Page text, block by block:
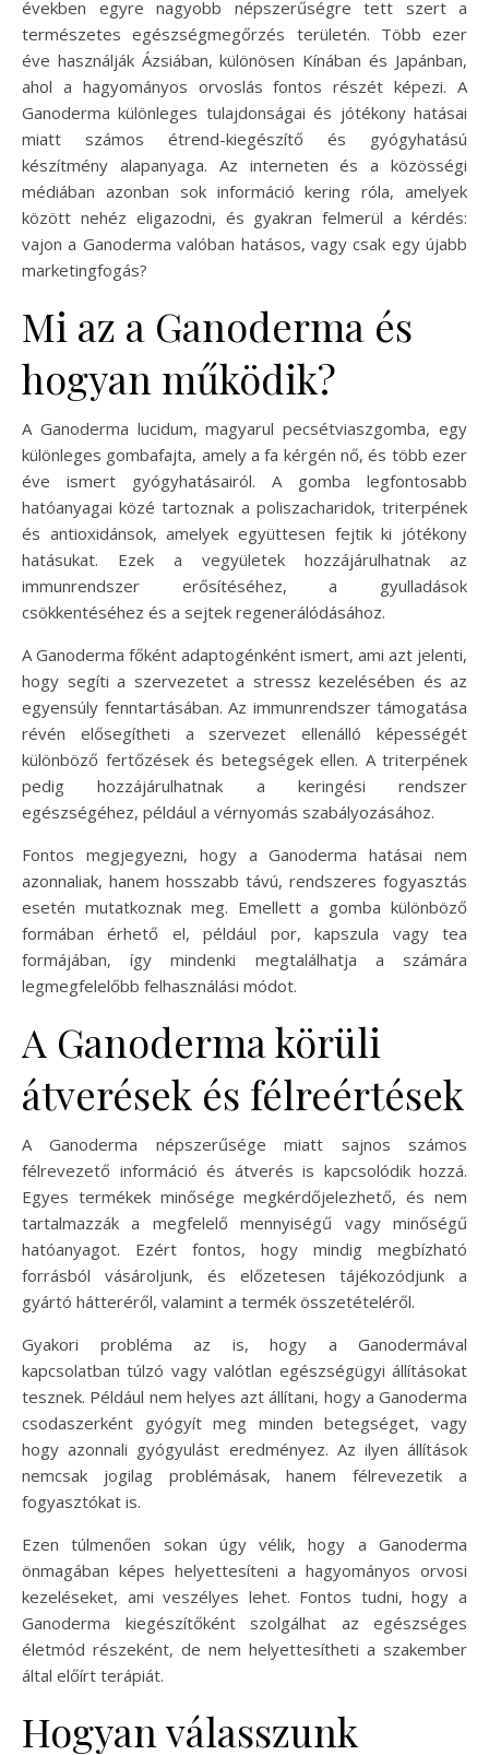
években egyre nagyobb népszerűségre tett szert a
természetes egészségmegőrzés területén. Több ezer
éve használják Ázsiában, különösen Kínában és Japánban,
ahol a hagyományos orvoslás fontos részét képezi. A
Ganoderma különleges tulajdonságai és jótékony hatásai
miatt számos étrend-kiegészítő és gyógyhatású
készítmény alapanyaga. Az interneten és a közösségi
médiában azonban sok információ kering róla, amelyek
között nehéz eligazodni, és gyakran felmerül a kérdés:
vajon a Ganoderma valóban hatásos, vagy csak egy újabb
marketingfogás?
Mi az a Ganoderma és
hogyan működik?
A Ganoderma lucidum, magyarul pecsétviaszgomba, egy
különleges gombafajta, amely a fa kérgén nő, és több ezer
éve ismert gyógyhatásairól. A gomba legfontosabb
hatóanyagai közé tartoznak a poliszacharidok, triterpének
és antioxidánsok, amelyek együttesen fejtik ki jótékony
hatásukat. Ezek a vegyületek hozzájárulhatnak az
immunrendszer erősítéséhez, a gyulladások
csökkentéséhez és a sejtek regenerálódásához.
A Ganoderma főként adaptogénként ismert, ami azt jelenti,
hogy segíti a szervezetet a stressz kezelésében és az
egyensúly fenntartásában. Az immunrendszer támogatása
révén elősegítheti a szervezet ellenálló képességét
különböző fertőzések és betegségek ellen. A triterpének
pedig hozzájárulhatnak a keringési rendszer
egészségéhez, például a vérnyomás szabályozásához.
Fontos megjegyezni, hogy a Ganoderma hatásai nem
azonnaliak, hanem hosszabb távú, rendszeres fogyasztás
esetén mutatkoznak meg. Emellett a gomba különböző
formában érhető el, például por, kapszula vagy tea
formájában, így mindenki megtalálhatja a számára
legmegfelelőbb felhasználási módot.
A Ganoderma körüli
átverések és félreértések
A Ganoderma népszerűsége miatt sajnos számos
félrevezető információ és átverés is kapcsolódik hozzá.
Egyes termékek minősége megkérdőjelezhető, és nem
tartalmazzák a megfelelő mennyiségű vagy minőségű
hatóanyagot. Ezért fontos, hogy mindig megbízható
forrásból vásároljunk, és előzetesen tájékozódjunk a
gyártó hátteréről, valamint a termék összetételéről.
Gyakori probléma az is, hogy a Ganodermával
kapcsolatban túlzó vagy valótlan egészségügyi állításokat
tesznek. Például nem helyes azt állítani, hogy a Ganoderma
csodaszerként gyógyít meg minden betegséget, vagy
hogy azonnali gyógyulást eredményez. Az ilyen állítások
nemcsak jogilag problémásak, hanem félrevezetik a
fogyasztókat is.
Ezen túlmenően sokan úgy vélik, hogy a Ganoderma
önmagában képes helyettesíteni a hagyományos orvosi
kezeléseket, ami veszélyes lehet. Fontos tudni, hogy a
Ganoderma kiegészítőként szolgálhat az egészséges
életmód részeként, de nem helyettesítheti a szakember
által előírt terápiát.
Hogyan válasszunk